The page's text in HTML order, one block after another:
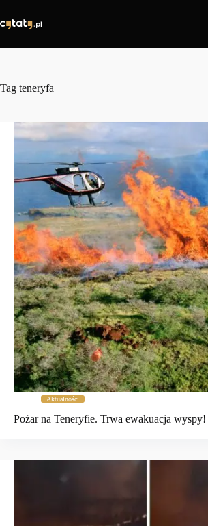
treści
Tag teneryfa
Aktualności
Pożar na Teneryfie. Trwa ewakuacja wyspy!